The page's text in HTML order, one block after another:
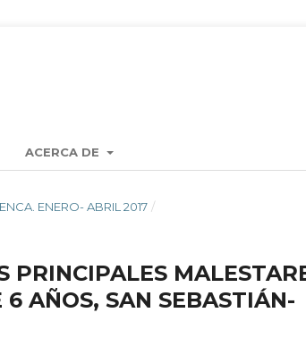
ACERCA DE
ENERO- ABRIL 2017 /
PRINCIPALES
6 AÑOS, SAN SEBASTIÁN-